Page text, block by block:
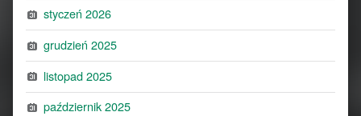
styczeń 2026
grudzień 2025
listopad 2025
październik 2025